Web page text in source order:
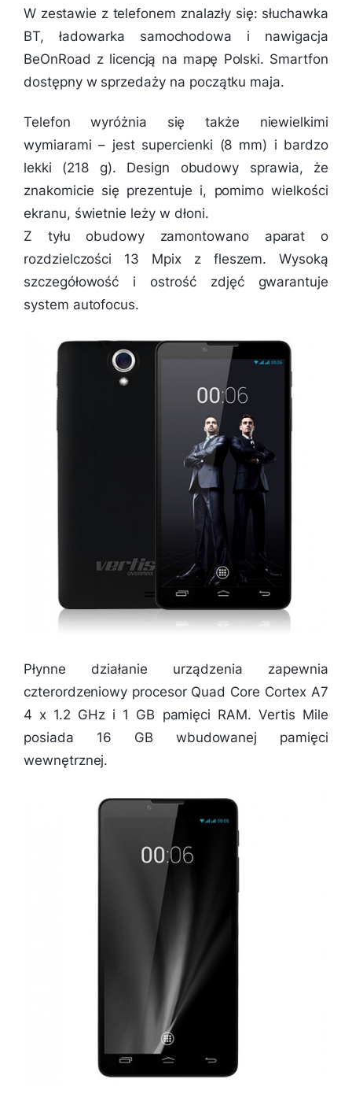
W zestawie z telefonem znalazły się: słuchawka
BT, ładowarka samochodowa i nawigacja
BeOnRoad z licencją na mapę Polski. Smartfon
dostępny w sprzedaży na początku maja.
Telefon wyróżnia się także niewielkimi
wymiarami – jest supercienki (8 mm) i bardzo
lekki (218 g). Design obudowy sprawia, że
znakomicie się prezentuje i, pomimo wielkości
ekranu, świetnie leży w dłoni.
Z tyłu obudowy zamontowano aparat o
rozdzielczości 13 Mpix z fleszem. Wysoką
szczegółowość i ostrość zdjęć gwarantuje
system autofocus.
Płynne działanie urządzenia zapewnia
czterordzeniowy procesor Quad Core Cortex A7
4 x 1.2 GHz i 1 GB pamięci RAM. Vertis Mile
posiada 16 GB wbudowanej pamięci
wewnętrznej.